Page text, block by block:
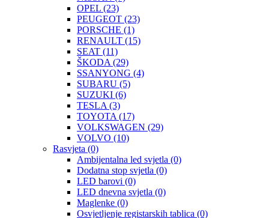
OPEL (23)
PEUGEOT (23)
PORSCHE (1)
RENAULT (15)
SEAT (11)
ŠKODA (29)
SSANYONG (4)
SUBARU (5)
SUZUKI (6)
TESLA (3)
TOYOTA (17)
VOLKSWAGEN (29)
VOLVO (10)
Rasvjeta (0)
Ambijentalna led svjetla (0)
Dodatna stop svjetla (0)
LED barovi (0)
LED dnevna svjetla (0)
Maglenke (0)
Osvjetljenje registarskih tablica (0)